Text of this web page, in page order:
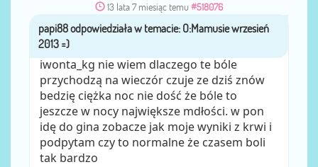
13 lata 7 miesiąc temu #518076
przezpapi88
iwonta_kg nie wiem dlaczego te bóle
przychodzą na wieczór czuje ze dziś znów
bedzię ciężka noc nie dość że bóle to
jeszcze w nocy największe mdłości. w pon
idę do gina zobacze jak moje wyniki z krwi i
podpytam czy to normalne że czasem boli
tak bardzo